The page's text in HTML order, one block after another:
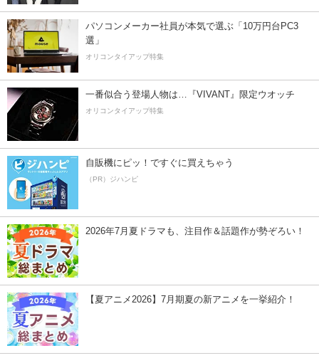
パソコンメーカー社員が本気で選ぶ「10万円台PC3
選」
オリコンタイアップ特集
一番似合う登場人物は…『VIVANT』限定ウオッチ
オリコンタイアップ特集
自販機にピッ！ですぐに買えちゃう
（PR）ジハンピ
2026年7月夏ドラマも、注目作＆話題作が勢ぞろい！
【夏アニメ2026】7月期夏の新アニメを一挙紹介！